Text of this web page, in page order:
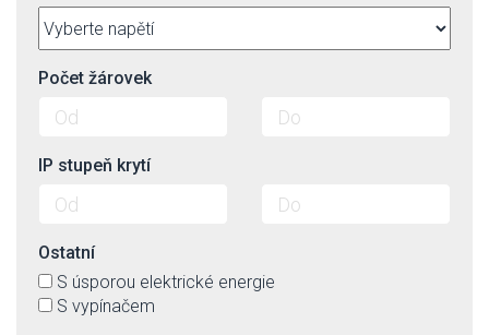
Počet žárovek
IP stupeň krytí
Ostatní
S úsporou elektrické energie
S vypínačem